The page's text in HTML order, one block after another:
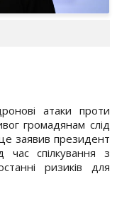
атаки проти
громадянам слід
заявив президент
час спілкування з
ризиків для